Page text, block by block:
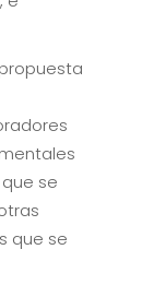
se
que se